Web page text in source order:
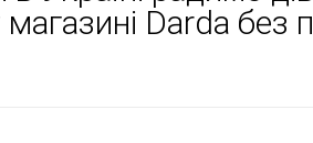
магазині Darda без